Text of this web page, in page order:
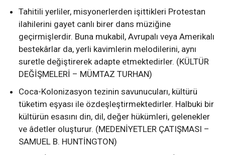
Tahitili yerliler, misyonerlerden işittikleri Protestan
ilahilerini gayet canlı birer dans müziğine
geçirmişlerdir. Buna mukabil, Avrupalı veya Amerikalı
bestekârlar da, yerli kavimlerin melodilerini, aynı
suretle değiştirerek adapte etmektedirler. (KÜLTÜR
DEĞİŞMELERİ – MÜMTAZ TURHAN)
Coca-Kolonizasyon tezinin savunucuları, kültürü
tüketim eşyası ile özdeşleştirmektedirler. Halbuki bir
kültürün esasını din, dil, değer hükümleri, gelenekler
ve âdetler oluşturur. (MEDENİYETLER ÇATIŞMASI –
SAMUEL B. HUNTİNGTON)